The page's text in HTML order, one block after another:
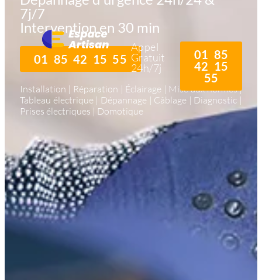
Appel
Gratuit
24h/7j
01 85
42 15
55
7j/7
Intervention en 30 min
01 85 42 15 55
Installation | Réparation | Éclairage | Mise aux normes |
Tableau électrique | Dépannage | Câblage | Diagnostic |
Prises électriques | Domotique